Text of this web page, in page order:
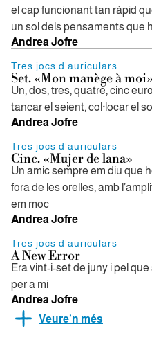
el cap funcionant tan ràpid
un sol dels pensaments que
Andrea Jofre
Tres jocs d'auriculars
Set. «Mon manège à moi»
Un, dos, tres, quatre, cinc
tancar el seient, col·locar el
Andrea Jofre
Tres jocs d'auriculars
Cinc. «Mujer de lana»
Un amic sempre em diu que
fora de les orelles, amb
em moc
Andrea Jofre
Tres jocs d'auriculars
A New Error
Era vint-i-set de juny i pel
per a mi
Andrea Jofre
Veure’n més